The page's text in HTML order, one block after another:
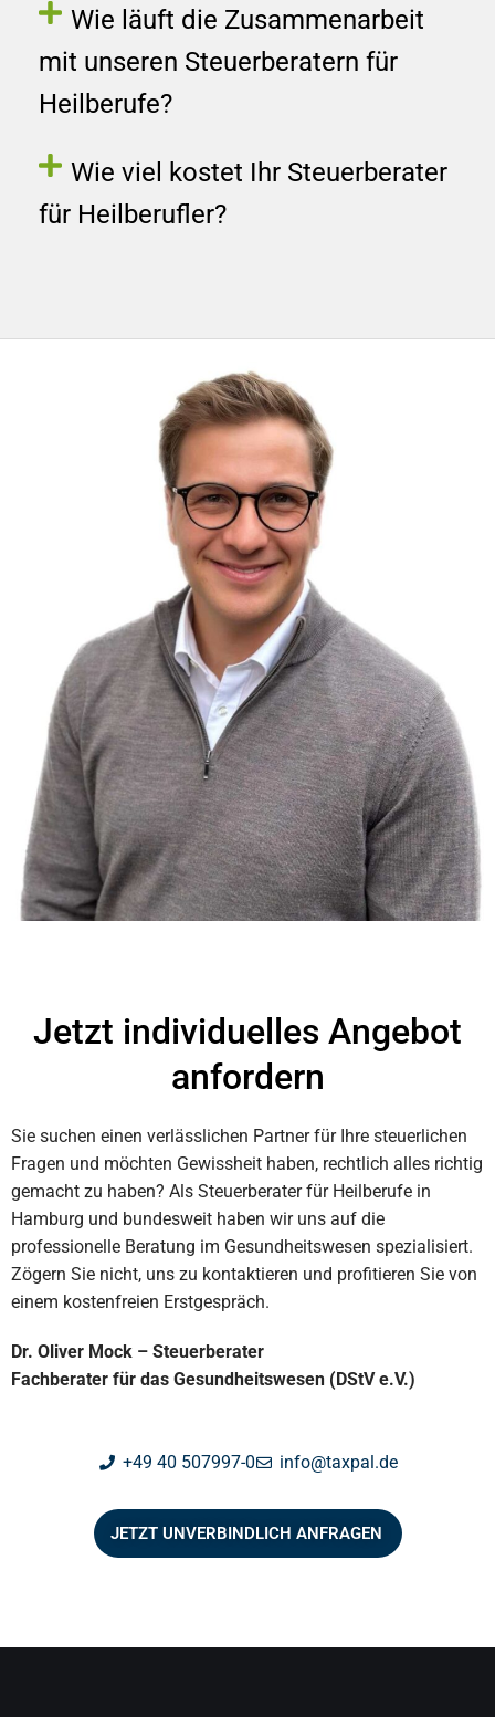
Wie läuft die Zusammenarbeit
mit unseren Steuerberatern für
Heilberufe?
Wie viel kostet Ihr Steuerberater
für Heilberufler?
Jetzt individuelles Angebot
anfordern
Sie suchen einen verlässlichen Partner für Ihre steuerlichen
Fragen und möchten Gewissheit haben, rechtlich alles richtig
gemacht zu haben? Als Steuerberater für Heilberufe in
Hamburg und bundesweit haben wir uns auf die
professionelle Beratung im Gesundheitswesen spezialisiert.
Zögern Sie nicht, uns zu kontaktieren und profitieren Sie von
einem kostenfreien Erstgespräch.
Dr. Oliver Mock – Steuerberater
Fachberater für das Gesundheitswesen (DStV e.V.)
+49 40 507997-0 info@taxpal.de
JETZT UNVERBINDLICH ANFRAGEN